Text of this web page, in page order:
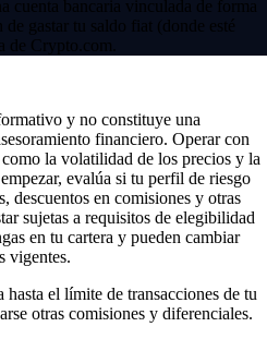
cuenta bancaria vinculada de forma
gastar tu saldo fiat (donde esté
de Crypto.com.
y no constituye una
financiero. Operar con
la volatilidad de los precios y la
evalúa si tu perfil de riesgo
descuentos en comisiones y otras
sujetas a requisitos de elegibilidad
en tu cartera y pueden cambiar
vigentes.
el límite de transacciones de tu
otras comisiones y diferenciales.